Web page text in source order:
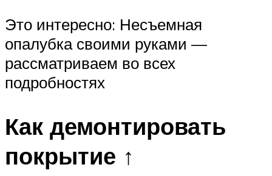
Это интересно: Несъемная
опалубка своими руками —
рассматриваем во всех
подробностях
Как демонтировать
покрытие ↑